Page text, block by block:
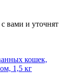
вами и уточнят
кошек,
1,5 кг